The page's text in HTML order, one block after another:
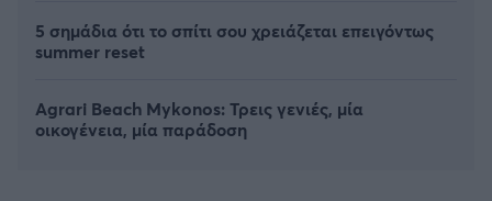
5 σημάδια ότι το σπίτι σου χρειάζεται επειγόντως
summer reset
Agrari Beach Mykonos: Τρεις γενιές, μία
οικογένεια, μία παράδοση